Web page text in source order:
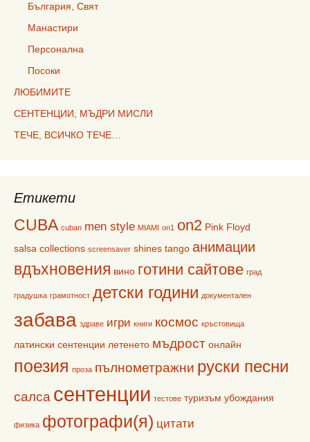
България, Свят
Манастири
Персонална
Посоки
ЛЮБИМИТЕ
СЕНТЕНЦИИ, МЪДРИ МИСЛИ
ТЕЧЕ, ВСИЧКО ТЕЧЕ…
Етикети
CUBA cuban men style MIAMI on1 on2 Pink Floyd
salsa collections screensaver shines tango анимации
вдъхновения вино готини сайтове град
градушка грамотност детски години документален
забава здраве игри книги космос кръстовища
латински сентенции летенето мъдрост онлайн
поезия проза пълнометражни руски песни
салса сентенции тестове туризъм убождания
физика фотографи(я) цитати